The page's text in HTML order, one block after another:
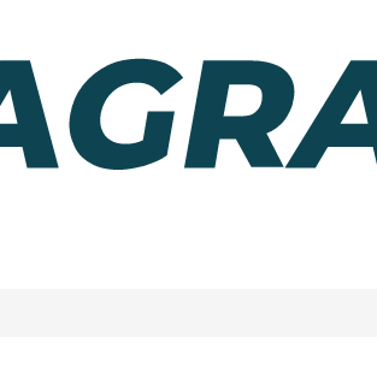
ଆମେ ହ୍ବାଟ୍ସଆପ୍‌ରେ ଅଛୁ ! ଆମ ହ୍ବାଟ୍ସଆପ ଗ୍ରୁପରେ
ଏବଂ ଆପଙ୍କୁ ଆବଶ୍ୟକ ହେଉଥିବା ସବୁ
ଗୁରୁତ୍ବପୂର୍ଣ୍ଣ ଅପଡେଟ୍‌ ପାଆନ୍ତୁ ପ୍ରତିଦିନ ।